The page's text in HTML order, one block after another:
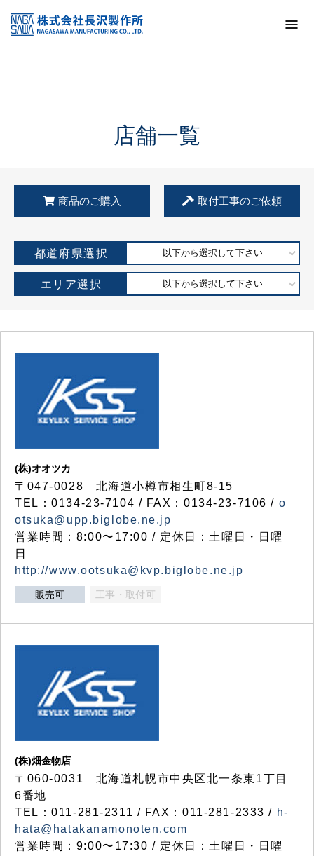
KSS加盟店・取扱店情報
店舗一覧
店舗一覧
商品のご購入 取付工事のご依頼
都道府県選択 以下から選択して下さい
エリア選択 以下から選択して下さい
(株)オオツカ
〒047-0028 北海道小樽市相生町8-15
TEL：0134-23-7104 / FAX：0134-23-7106 / o
otsuka@upp.biglobe.ne.jp
営業時間：8:00〜17:00 / 定休日：土曜日・日曜
日
http://www.ootsuka@kvp.biglobe.ne.jp
販売可 工事・取付可
(株)畑金物店
〒060-0031 北海道札幌市中央区北一条東1丁目
6番地
TEL：011-281-2311 / FAX：011-281-2333 / h-
hata@hatakanamonoten.com
営業時間：9:00〜17:30 / 定休日：土曜日・日曜